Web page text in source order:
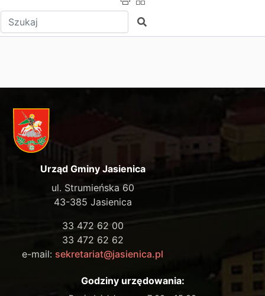
Wpisz tekst do wyszukania Szukaj
Urząd Gminy Jasienica
ul. Strumieńska 60
43-385 Jasienica
33 472 62 00
33 472 62 62
e-mail: sekretariat@jasienica.pl
Godziny urzędowania: